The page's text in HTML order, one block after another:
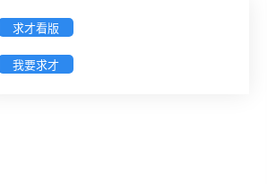
參加「勞動權益講習」
臺灣新北地方法院115年第2次約聘
求才看版
我要求才